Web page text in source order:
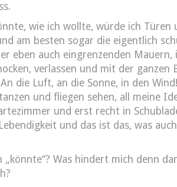
wie ich wollte, würde ich Türen
am besten sogar die eigentlich
eben auch eingrenzenden
verlassen und mit der ganzen
die Luft, an die Sonne, in den
und fliegen sehen, all meine
und erst recht in
und das ist das, was
Was hindert mich denn